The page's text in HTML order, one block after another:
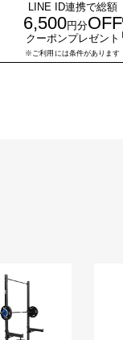
LINE ID連携で総額
6,500円分OFF
クーポンプレゼント
※ご利用には条件があります